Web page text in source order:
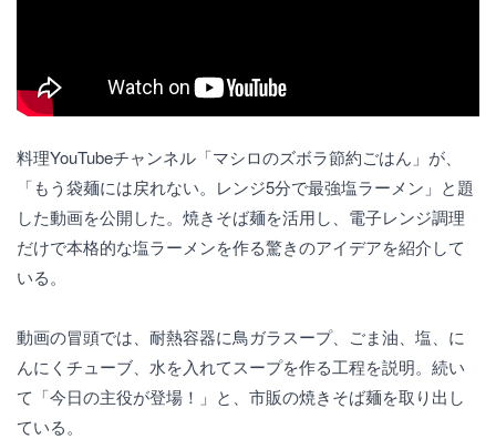
料理YouTubeチャンネル「マシロのズボラ節約ごはん」が、
「もう袋麺には戻れない。レンジ5分で最強塩ラーメン」と題
した動画を公開した。焼きそば麺を活用し、電子レンジ調理
だけで本格的な塩ラーメンを作る驚きのアイデアを紹介して
いる。
動画の冒頭では、耐熱容器に鳥ガラスープ、ごま油、塩、に
んにくチューブ、水を入れてスープを作る工程を説明。続い
て「今日の主役が登場！」と、市販の焼きそば麺を取り出し
ている。